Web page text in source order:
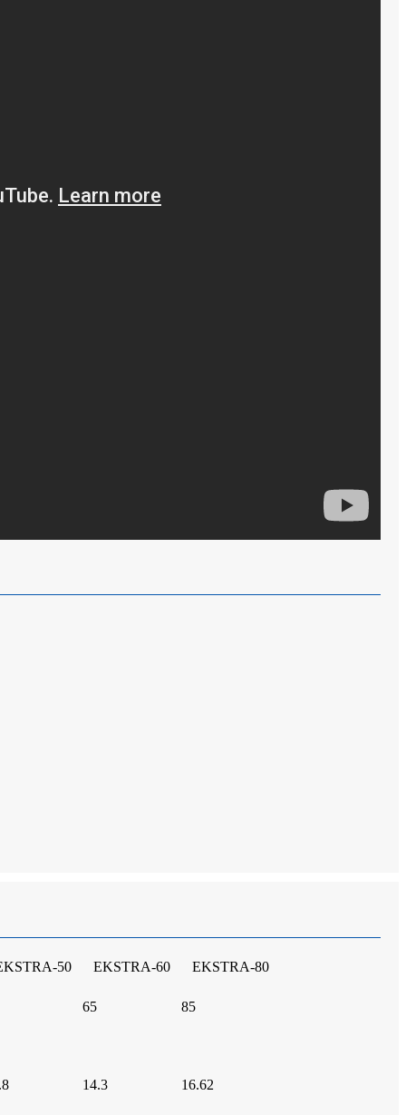
50 EKSTRA-60 EKSTRA-80
65 85
14.3 16.62